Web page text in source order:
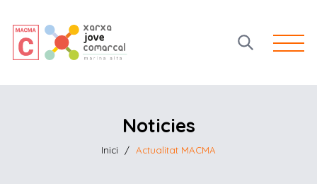
Open
Noticies
Inici / Actualitat MACMA